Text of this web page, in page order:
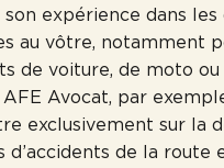
expérience dans les
au vôtre, notamment
de voiture, de moto ou
Avocat, par
exclusivement sur la
d’accidents de la route